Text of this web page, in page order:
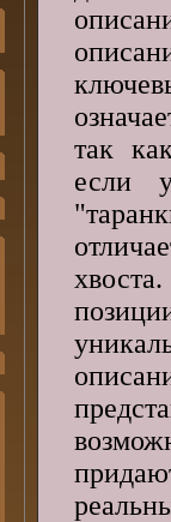
так
если